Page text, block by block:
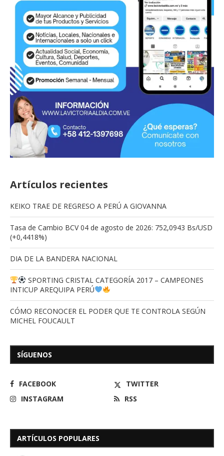
Artículos recientes
KEIKO TRAE DE REGRESO A PERÚ A GIOVANNA
Tasa de Cambio BCV 04 de agosto de 2026: 752,0943 Bs/USD
(+0,4418%)
DIA DE LA BANDERA NACIONAL
SPORTING CRISTAL CATEGORÍA 2017 – CAMPEONES
INTICUP AREQUIPA PERÚ
CÓMO RECONOCER EL PODER QUE TE CONTROLA SEGÚN
MICHEL FOUCAULT
SÍGUENOS
FACEBOOK
TWITTER
INSTAGRAM
RSS
ARTÍCULOS POPULARES